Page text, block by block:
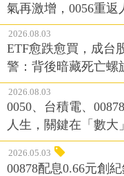
氣再激增，0056重返
2026.08.03
ETF愈跌愈買，成台
警：背後暗藏死亡螺
2026.08.03
0050、台積電、
人生，關鍵在「數大」
2026.05.03
00878配息0.66元創